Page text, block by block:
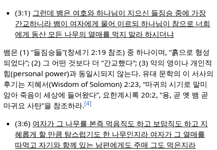
(3:1) 그런데 뱀은 여호와 하나님이 지으신 들짐승 중에 가장
간교하니라 뱀이 여자에게 물어 이르되 하나님이 참으로 너희
에게 동산 모든 나무의 열매를 먹지 말라 하시더냐
뱀은 (1) “들짐승들”(창세기 2:19 참조) 중 하나이며, “흙으로 형성
되었다”; (2) 그 어떤 것보다 더 “간교했다”; (3) 악의 영이나 개인적
힘(personal power)과 동일시되지 않는다. 유대 문학의 이 서사의
후기는 지혜서(Wisdom of Solomon) 2:23, “마귀의 시기로 말미
암아 죽음이 세상에 들어왔다”, 요한계시록 20:2, “용, 곧 옛 뱀 곧
마귀요 사탄”을 참조하라.[4]
(3:6) 여자가 그 나무를 본즉 먹음직도 하고 보암직도 하고 지
혜롭게 할 만큼 탐스럽기도 한 나무인지라 여자가 그 열매를
따먹고 자기와 함께 있는 남편에게도 주매 그도 먹은지라